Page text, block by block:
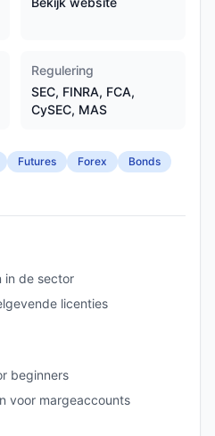
Regulering
SEC, FINRA, FCA,
CySEC, MAS
Futures Forex
Bonds
in de sector
licenties
beginners
voor margeaccounts